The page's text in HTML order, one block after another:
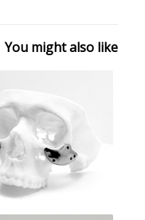
You might also like